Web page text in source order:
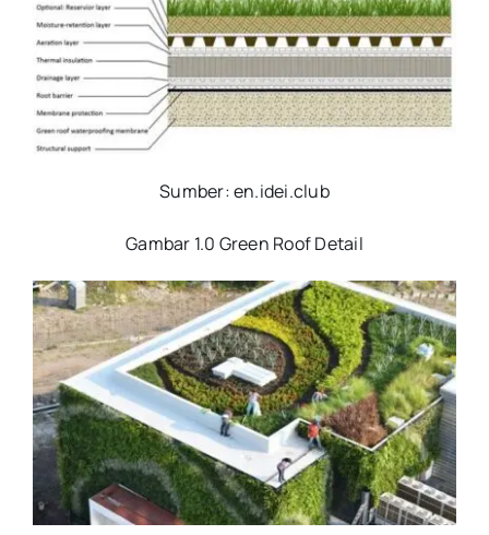
Sumber: en.idei.club
Gambar 1.0 Green Roof Detail